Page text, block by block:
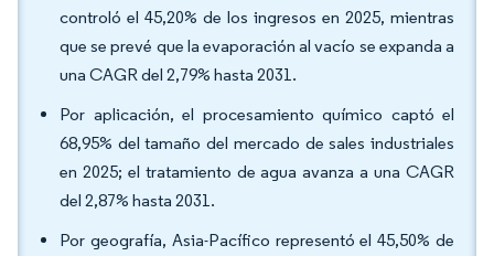
controló el 45,20% de los ingresos en 2025, mientras
que se prevé que la evaporación al vacío se expanda a
una CAGR del 2,79% hasta 2031.
Por aplicación, el procesamiento químico captó el
68,95% del tamaño del mercado de sales industriales
en 2025; el tratamiento de agua avanza a una CAGR
del 2,87% hasta 2031.
Por geografía, Asia-Pacífico representó el 45,50% de